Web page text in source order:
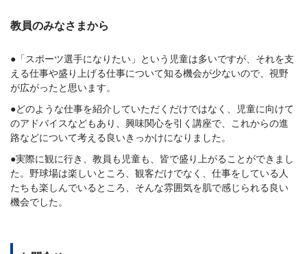
教員のみなさまから
●「スポーツ選手になりたい」という児童は多いですが、それを支
える仕事や盛り上げる仕事について知る機会が少ないので、視野
が広がったと思います。
●どのような仕事を紹介していただくだけではなく、児童に向けて
のアドバイスなどもあり、興味関心を引く講座で、これからの進
路などについて考える良いきっかけになりました。
●実際に観に行き、教員も児童も、皆で盛り上がることができまし
た。野球場は楽しいところ、観客だけでなく、仕事をしている人
たちも楽しんでいるところ、そんな雰囲気を肌で感じられる良い
機会でした。